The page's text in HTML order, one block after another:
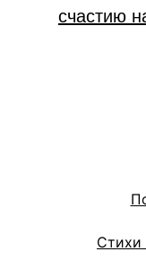
счастию
Стихи